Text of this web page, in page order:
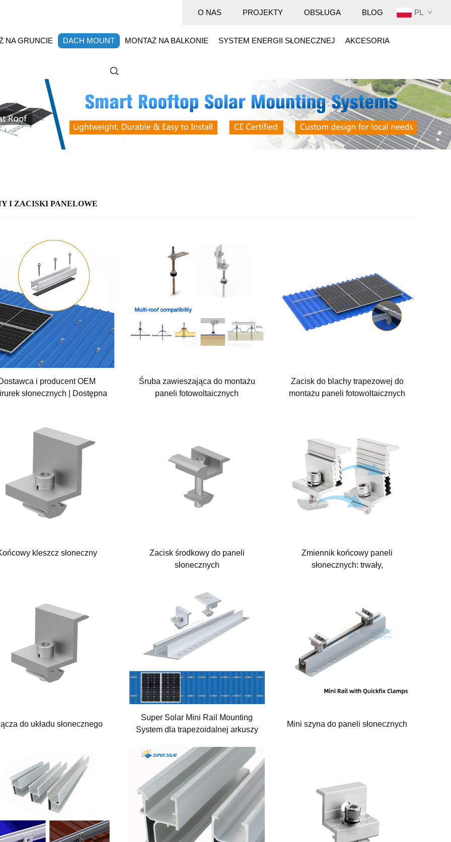
O NAS PROJEKTY OBSŁUGA BLOG PL
NA GRUNCIE DACH MOUNT MONTAŻ NA BALKONIE SYSTEM ENERGII SŁONECZNEJ AKCESORIA
I ZACISKI PANELOWE
i producent OEM
słonecznych | Dostępna
Śruba zawieszająca do montażu
paneli fotowoltaicznych
Zacisk do blachy trapezowej do
montażu paneli fotowoltaicznych
kleszcz słoneczny
Zacisk środkowy do paneli
słonecznych
Zmiennik końcowy paneli
słonecznych: trwały,
do układu słonecznego
Super Solar Mini Rail Mounting
System dla trapezoidalnej arkuszy
Mini szyna do paneli słonecznych